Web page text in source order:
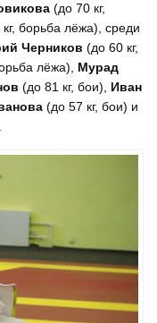
(до 70 кг,
борьба лёжа), среди
Черников (до 60 кг,
лёжа), Мурад
(до 81 кг, бои), Иван
(до 57 кг, бои) и